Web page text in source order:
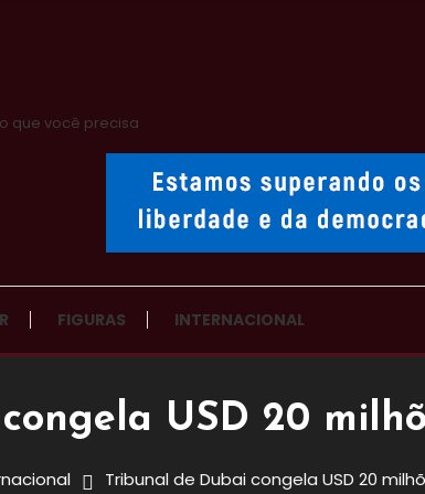
que você precisa
FIGURAS INTERNACIONAL
USD 20
Tribunal de Dubai congela USD 20